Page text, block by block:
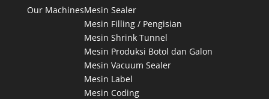
Our MachinesMesin Sealer
Mesin Filling / Pengisian
Mesin Shrink Tunnel
Mesin Produksi Botol dan Galon
Mesin Vacuum Sealer
Mesin Label
Mesin Coding